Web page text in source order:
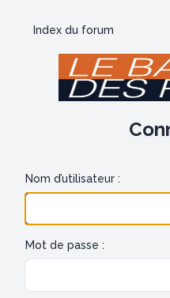
Index du forum
Nom d’utilisateur :
Mot de passe :